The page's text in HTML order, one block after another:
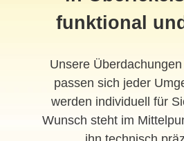
funktional
Unsere
passen sich jeder
werden individuell für
Wunsch steht im